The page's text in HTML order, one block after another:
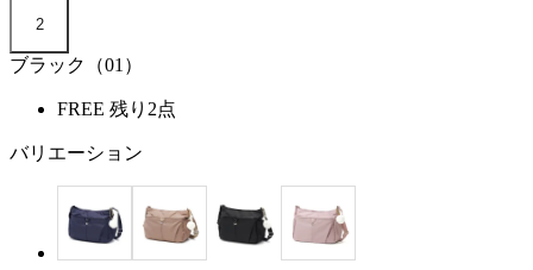
2
ブラック（01）
FREE 残り2点
バリエーション